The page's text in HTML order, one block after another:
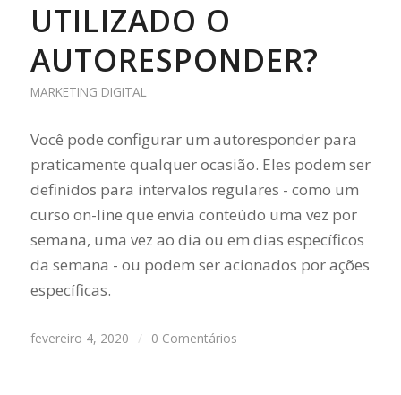
UTILIZADO O
AUTORESPONDER?
MARKETING DIGITAL
Você pode configurar um autoresponder para
praticamente qualquer ocasião. Eles podem ser
definidos para intervalos regulares - como um
curso on-line que envia conteúdo uma vez por
semana, uma vez ao dia ou em dias específicos
da semana - ou podem ser acionados por ações
específicas.
fevereiro 4, 2020 / 0 Comentários